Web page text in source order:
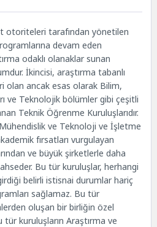
Yüksek Lisans
Politikaları Yüksek
ve Dijital Felsefe
Yüksek Lisansı
İçin Veri Bilimleri
Yönetimi Yüksek Lisans
Yönetimi Yüksek
Yüksek Lisans Programı
otoriteleri tarafından yönetilen
devam eden
odaklı olanaklar sunan
İkincisi, araştırma tabanlı
olan ancak esas olarak Bilim,
ve Teknolojik bölümler gibi çeşitli
Teknik Öğrenme Kuruluşlarıdır.
ve Teknoloji ve İşletme
fırsatları vurgulayan
ve büyük şirketlerle daha
Bu tür kuruluşlar, herhangi
belirli istisnai durumlar hariç
sağlamaz. Bu tür
oluşan bir birliğin özel
kuruluşların Araştırma ve